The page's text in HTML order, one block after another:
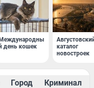
Международны
день кошек
каталог
новостроек
Город Криминал